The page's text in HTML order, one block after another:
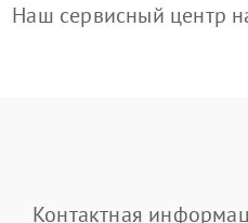
Наш сервисный центр
Контактная